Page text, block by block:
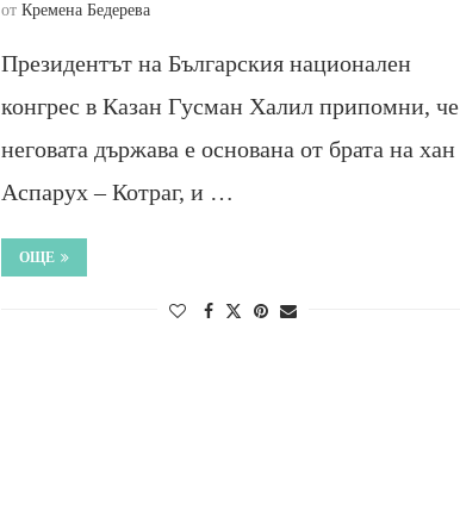
от Кремена Бедерева
Президентът на Българския национален
конгрес в Казан Гусман Халил припомни, че
неговата държава е основана от брата на хан
Аспарух – Котраг, и …
ОЩЕ